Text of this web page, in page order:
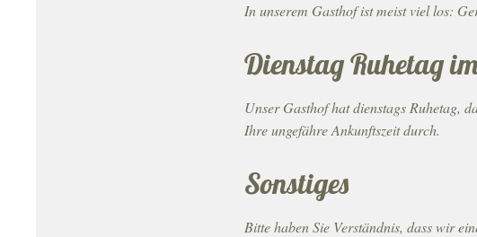
In unserem Gasthof ist meist viel los:
Dienstag Ruhetag
Unser Gasthof hat dienstags Ruhetag,
Ihre ungefähre Ankunftszeit durch.
Sonstiges
Bitte haben Sie Verständnis, dass wir